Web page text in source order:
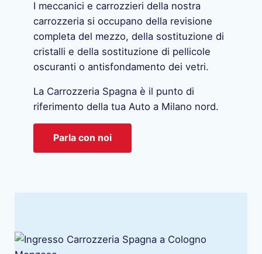
I meccanici e carrozzieri della nostra
carrozzeria si occupano della revisione
completa del mezzo, della sostituzione di
cristalli e della sostituzione di pellicole
oscuranti o antisfondamento dei vetri.
La Carrozzeria Spagna è il punto di
riferimento della tua Auto a Milano nord.
Parla con noi